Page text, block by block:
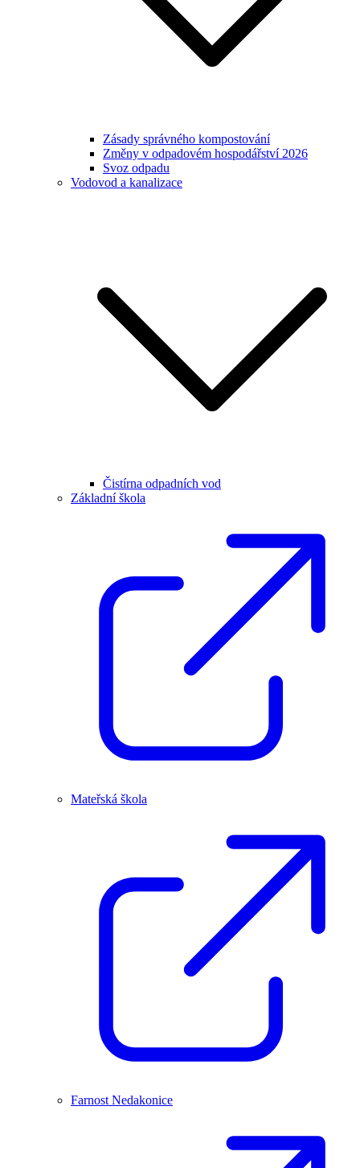
Zásady správného kompostování
Změny v odpadovém hospodářství 2026
Svoz odpadu
Vodovod a kanalizace
Čistírna odpadních vod
Základní škola
Mateřská škola
Farnost Nedakonice